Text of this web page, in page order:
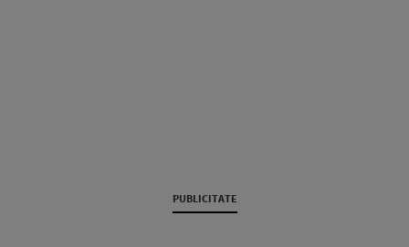
PUBLICITATE